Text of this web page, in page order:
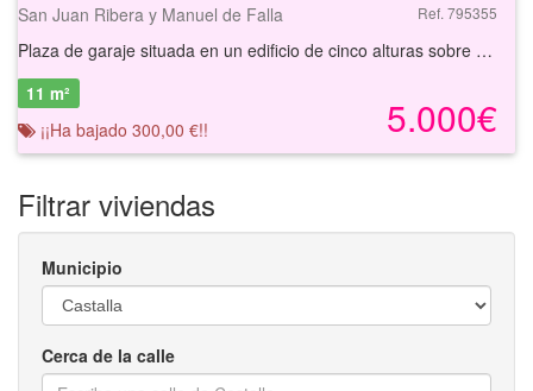
San Juan Ribera y Manuel de Falla Ref. 795355
Plaza de garaje situada en un edificio de cinco alturas sobre rasante y una altura bajo rasante. La plaza de garaje esta ubicado en la localidad de Castalla, en la provincia de Alicante.
5.000€
11 m²
¡¡Ha bajado 300,00 €!!
Filtrar viviendas
Municipio
Cerca de la calle